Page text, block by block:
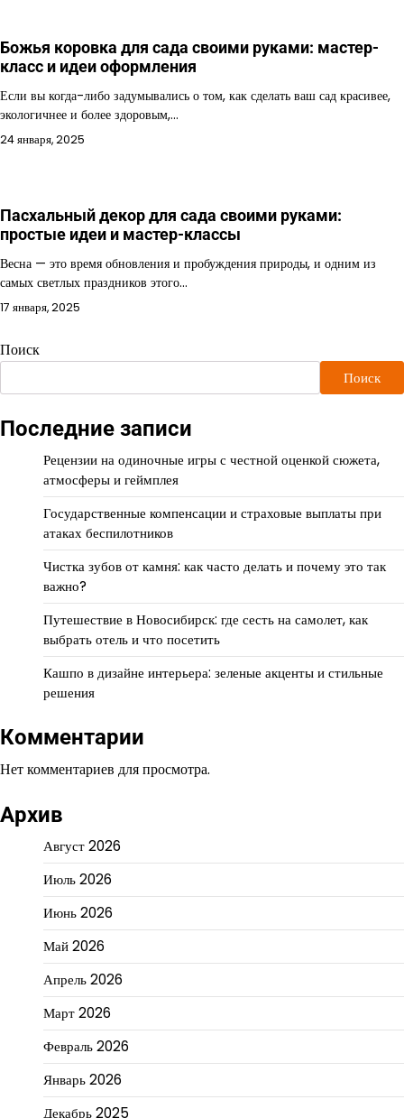
Божья коровка для сада своими руками: мастер-
класс и идеи оформления
Если вы когда-либо задумывались о том, как сделать ваш сад красивее,
экологичнее и более здоровым,…
24 января, 2025
Пасхальный декор для сада своими руками:
простые идеи и мастер-классы
Весна — это время обновления и пробуждения природы, и одним из
самых светлых праздников этого…
17 января, 2025
Поиск
Поиск
Последние записи
Рецензии на одиночные игры с честной оценкой сюжета,
атмосферы и геймплея
Государственные компенсации и страховые выплаты при
атаках беспилотников
Чистка зубов от камня: как часто делать и почему это так
важно?
Путешествие в Новосибирск: где сесть на самолет, как
выбрать отель и что посетить
Кашпо в дизайне интерьера: зеленые акценты и стильные
решения
Комментарии
Нет комментариев для просмотра.
Архив
Август 2026
Июль 2026
Июнь 2026
Май 2026
Апрель 2026
Март 2026
Февраль 2026
Январь 2026
Декабрь 2025